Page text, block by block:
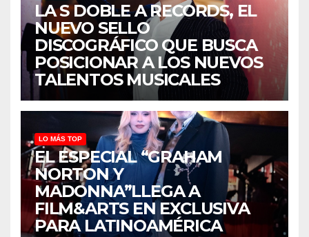
LA S DOBLE A RECORDS, EL
NUEVO SELLO
DISCOGRÁFICO QUE BUSCA
POSICIONAR A LOS NUEVOS
TALENTOS MUSICALES
LO MÁS TOP
EL ESPECIAL “GRAHAM
NORTON Y
MADONNA”LLEGA A
FILM&ARTS EN EXCLUSIVA
PARA LATINOAMÉRICA